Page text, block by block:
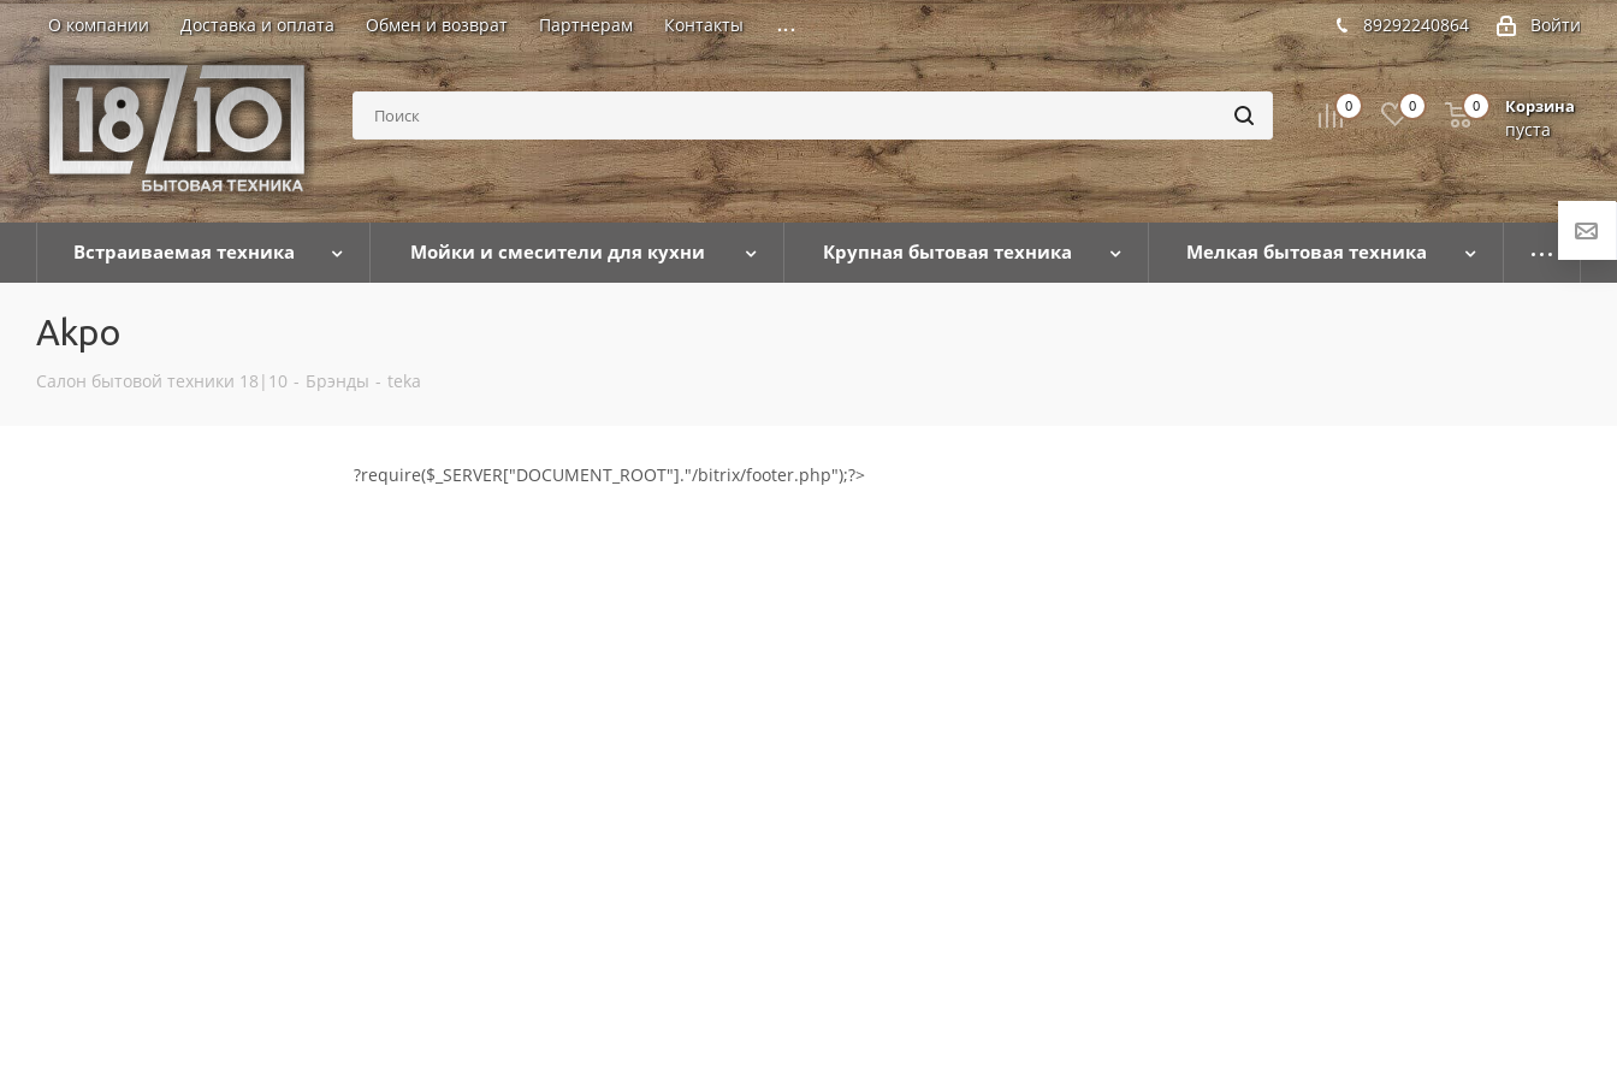
О компании Доставка и оплата Обмен и возврат Партнерам Контакты ... Войти
89292240864
0 0 Корзина
пуста
0
Встраиваемая техника Мойки и смесители для кухни Крупная бытовая техника Мелкая бытовая техника
Akpo
Салон бытовой техники 18|10 - Брэнды - teka
?require($_SERVER["DOCUMENT_ROOT"]."/bitrix/footer.php");?>